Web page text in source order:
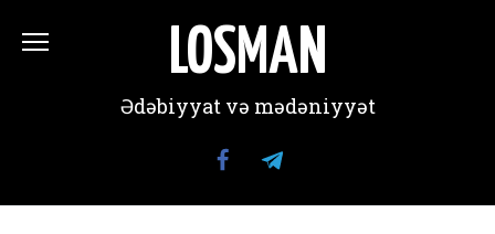
содержанию LOSMAN
Ədəbiyyat və mədəniyyət